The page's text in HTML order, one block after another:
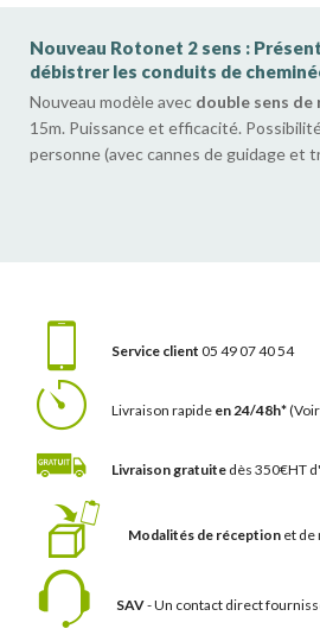
Nouveau Rotonet 2 sens :
débistrer les conduits de
Nouveau modèle avec double sens
15m. Puissance et efficacité.
personne (avec cannes de guidage et
Service client 05 49 07 40 54
Livraison rapide en 24/48h*
Livraison gratuite dès 350€HT
Modalités de réception et
SAV- Un contact direct